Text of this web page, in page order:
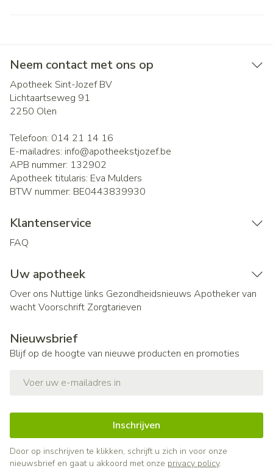
Neem contact met ons op
Apotheek Sint-Jozef BV
Lichtaartseweg 91
2250 Olen
Telefoon: 014 21 14 16
E-mailadres: info@apotheekstjozef.be
APB nummer: 132902
Apotheek titularis: Eva Mulders
BTW nummer: BE0443839930
Klantenservice
FAQ
Uw apotheek
Over ons Nuttige links Gezondheidsnieuws Apotheker van
wachtVoorschrift Zorgtarieven
Nieuwsbrief
Blijf op de hoogte van nieuwe producten en promoties
Inschrijven
Door op inschrijven te klikken, schrijft u zich in voor onze
nieuwsbrief en gaat u akkoord met onze privacy policy.